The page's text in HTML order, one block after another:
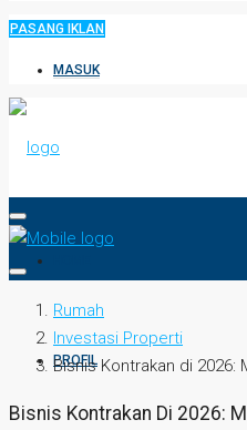
PASANG IKLAN
MASUK
PROFIL
Rumah
Investasi Properti
Bisnis Kontrakan di 2026:
Bisnis Kontrakan Di 2026: